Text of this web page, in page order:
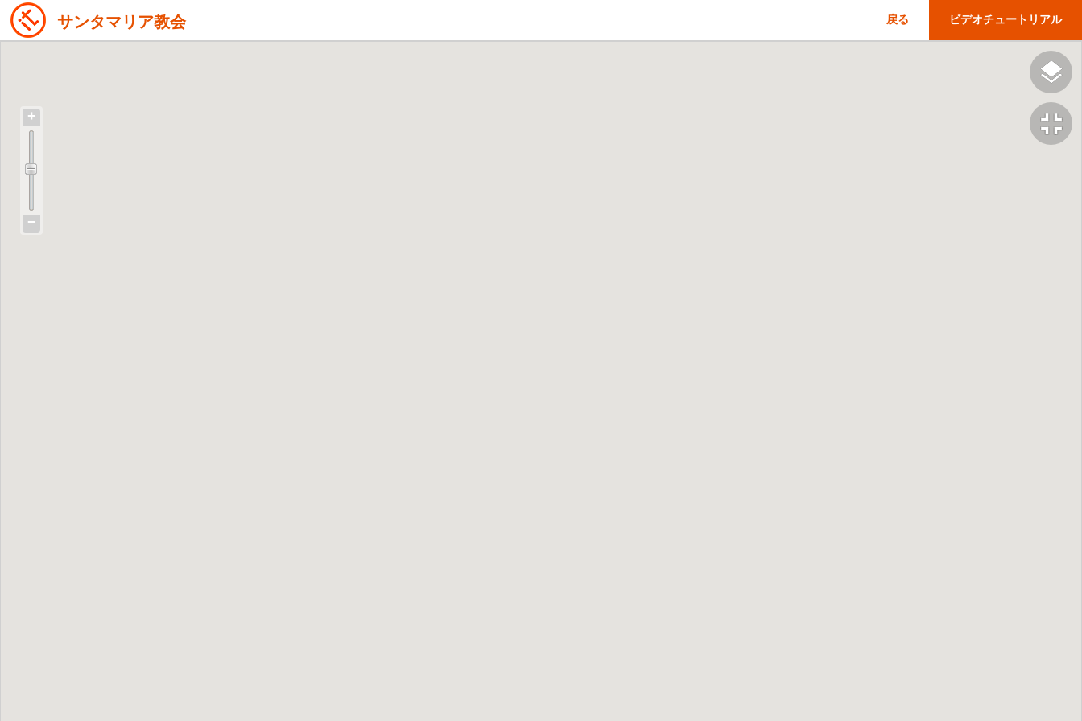
サンタマリア教会 ビデオチュートリアル
戻る
+
−
fullscreen_exit